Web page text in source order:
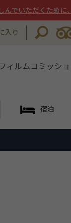
でいただくために
入り
ィルムコミッシ
宿泊